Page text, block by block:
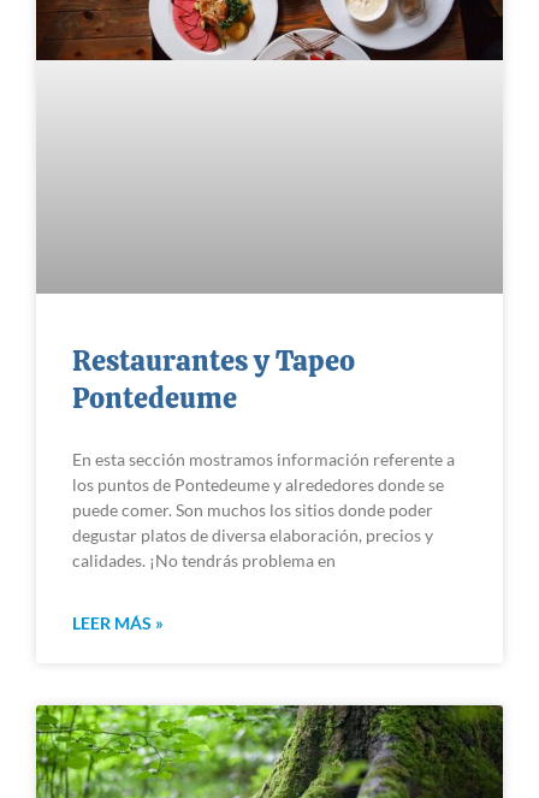
Restaurantes y Tapeo
Pontedeume
En esta sección mostramos información referente a
los puntos de Pontedeume y alrededores donde se
puede comer. Son muchos los sitios donde poder
degustar platos de diversa elaboración, precios y
calidades. ¡No tendrás problema en
LEER MÁS »